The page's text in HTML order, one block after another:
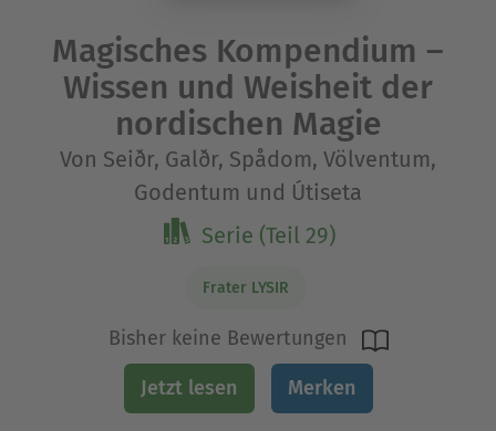
Magisches Kompendium –
Wissen und Weisheit der
nordischen Magie
Von Seiðr, Galðr, Spådom, Völventum,
Godentum und Útiseta
Serie (Teil 29)
Frater LYSIR
Bisher keine Bewertungen
Jetzt lesen Merken